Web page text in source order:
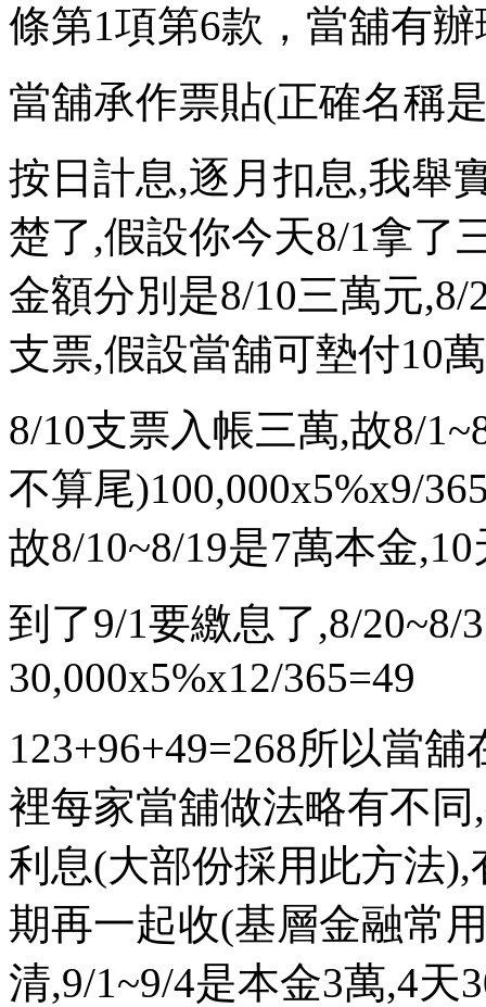
條第1項第6款，當舖有
當舖承作票貼(正確名稱
按日計息,逐月扣息,我舉
楚了,假設你今天8/1拿了
金額分別是8/10三萬元
支票,假設當舖可墊付10
8/10支票入帳三萬,故8/
不算尾)100,000x5%x9/
故8/10~8/19是7萬本金,10
到了9/1要繳息了,8/20~8/
30,000x5%x12/365=49
123+96+49=268所以當
裡每家當舖做法略有不
利息(大部份採用此方法
期再一起收(基層金融常
清,9/1~9/4是本金3萬,4天